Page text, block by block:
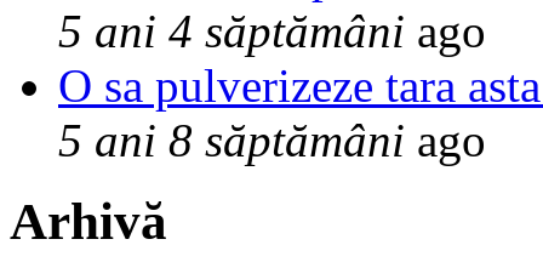
5 ani 4 săptămâni ago
O sa pulverizeze tara
5 ani 8 săptămâni ago
Arhivă